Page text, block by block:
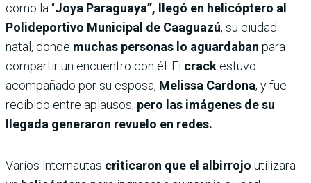
como la “Joya Paraguaya”, llegó en helicóptero al
Polideportivo Municipal de Caaguazú, su ciudad
natal, donde muchas personas lo aguardaban para
compartir un encuentro con él. El crack estuvo
acompañado por su esposa, Melissa Cardona, y fue
recibido entre aplausos, pero las imágenes de su
llegada generaron revuelo en redes.
Varios internautas criticaron que el albirrojo utilizara